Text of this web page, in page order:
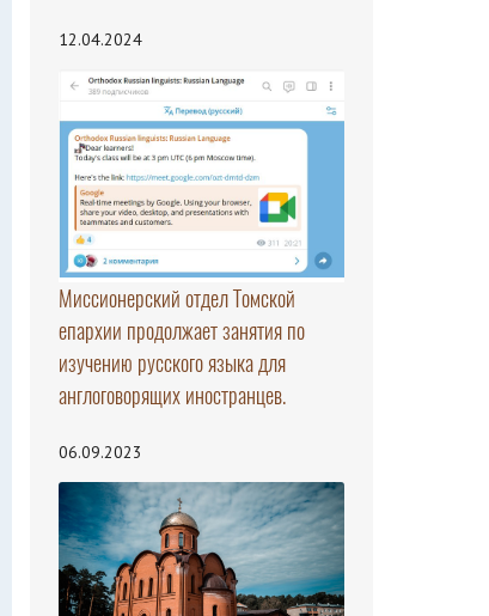
12.04.2024
Миссионерский отдел Томской
епархии продолжает занятия по
изучению русского языка для
англоговорящих иностранцев.
06.09.2023